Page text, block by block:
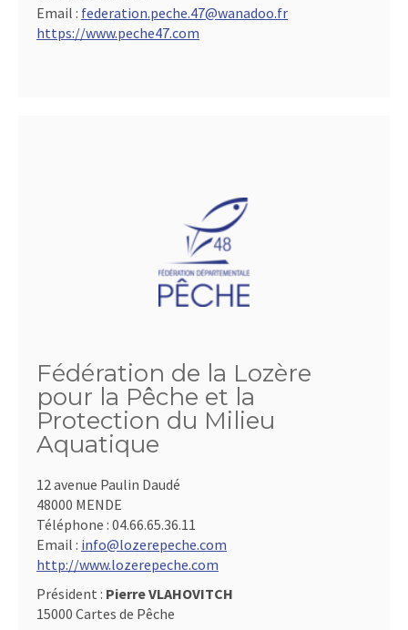
Email : federation.peche.47@wanadoo.fr
https://www.peche47.com
Fédération de la Lozère
pour la Pêche et la
Protection du Milieu
Aquatique
12 avenue Paulin Daudé
48000 MENDE
Téléphone : 04.66.65.36.11
Email : info@lozerepeche.com
http://www.lozerepeche.com
Président : Pierre VLAHOVITCH
15000 Cartes de Pêche